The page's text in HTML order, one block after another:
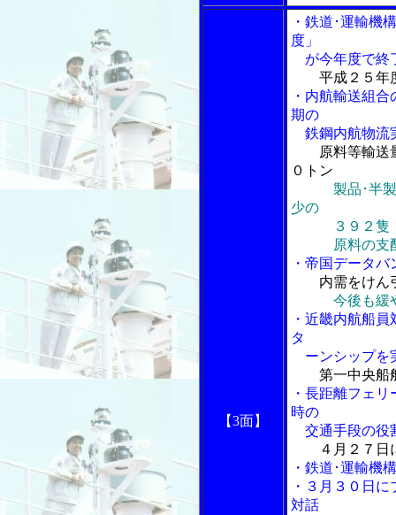
【3面】
・鉄道･運輸機
度」
が今年度で終
平成２５年
・内航輸送組
期の
鉄鋼内航物流
原料等輸送
０トン
製品･半
少の
３９２隻
原料の支配
・帝国データ
内需をけん
今後も緩
・近畿内航船
タ
ーンシップを
第一中央船
・長距離フェ
時の
交通手段の役
４月２７日
・鉄道･運輸機
・３月３０日
対話